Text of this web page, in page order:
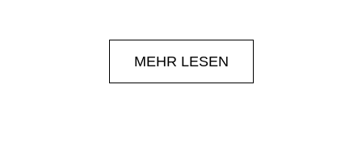
perspectives. Thanks to Polygiene StayFreshT
technology, the growth of odor-causing bacteria in
the shirt is inhibited. This means it stays fresh for
MEHR LESEN